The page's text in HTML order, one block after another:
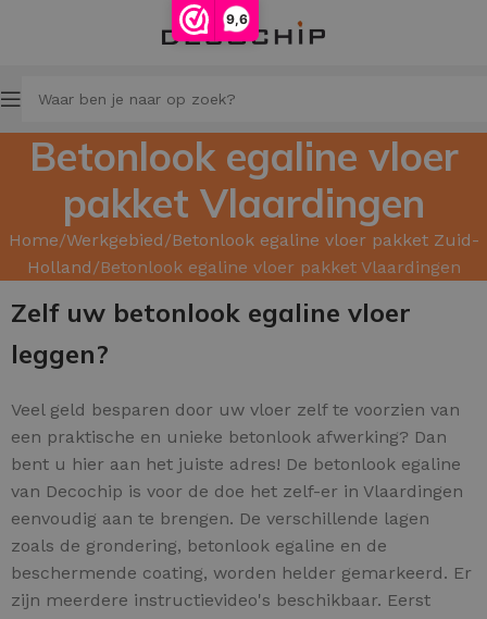
9,6
Betonlook egaline vloer
pakket Vlaardingen
Home Werkgebied Betonlook egaline vloer pakket Zuid-
Holland Betonlook egaline vloer pakket Vlaardingen
Zelf uw betonlook egaline vloer
leggen?
Veel geld besparen door uw vloer zelf te voorzien van
een praktische en unieke betonlook afwerking? Dan
bent u hier aan het juiste adres! De betonlook egaline
van Decochip is voor de doe het zelf-er in Vlaardingen
eenvoudig aan te brengen. De verschillende lagen
zoals de grondering, betonlook egaline en de
beschermende coating, worden helder gemarkeerd. Er
zijn meerdere instructievideo's beschikbaar. Eerst